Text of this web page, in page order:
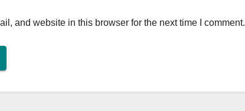
and website in this browser for the next time I comment.